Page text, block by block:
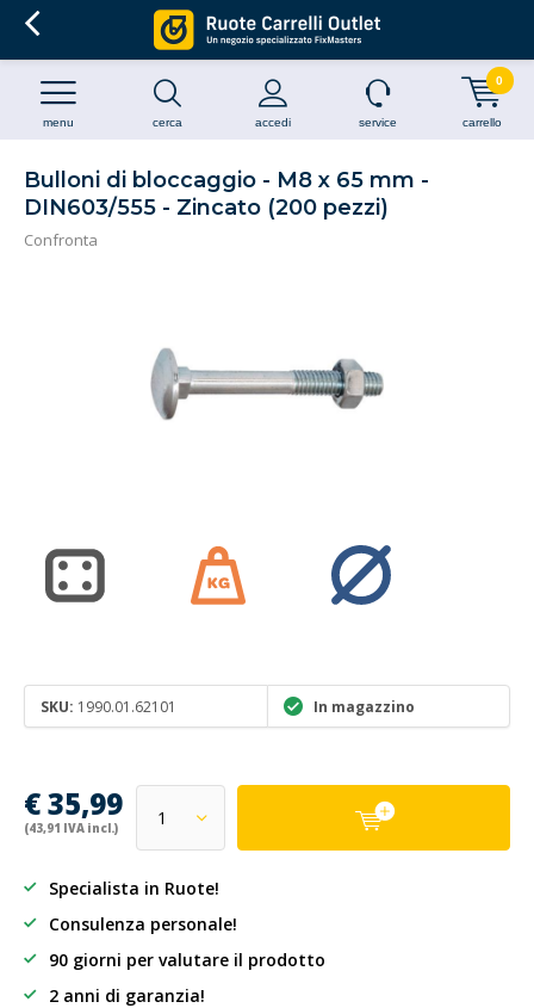
cerca accedi
menu service carrello
0
Bulloni di bloccaggio - M8 x 65 mm -
DIN603/555 - Zincato (200 pezzi)
Confronta
SKU: 1990.01.62101 In magazzino
€ 35,99
(43,91 IVA incl.)
Specialista in Ruote!
Consulenza personale!
90 giorni per valutare il prodotto
2 anni di garanzia!